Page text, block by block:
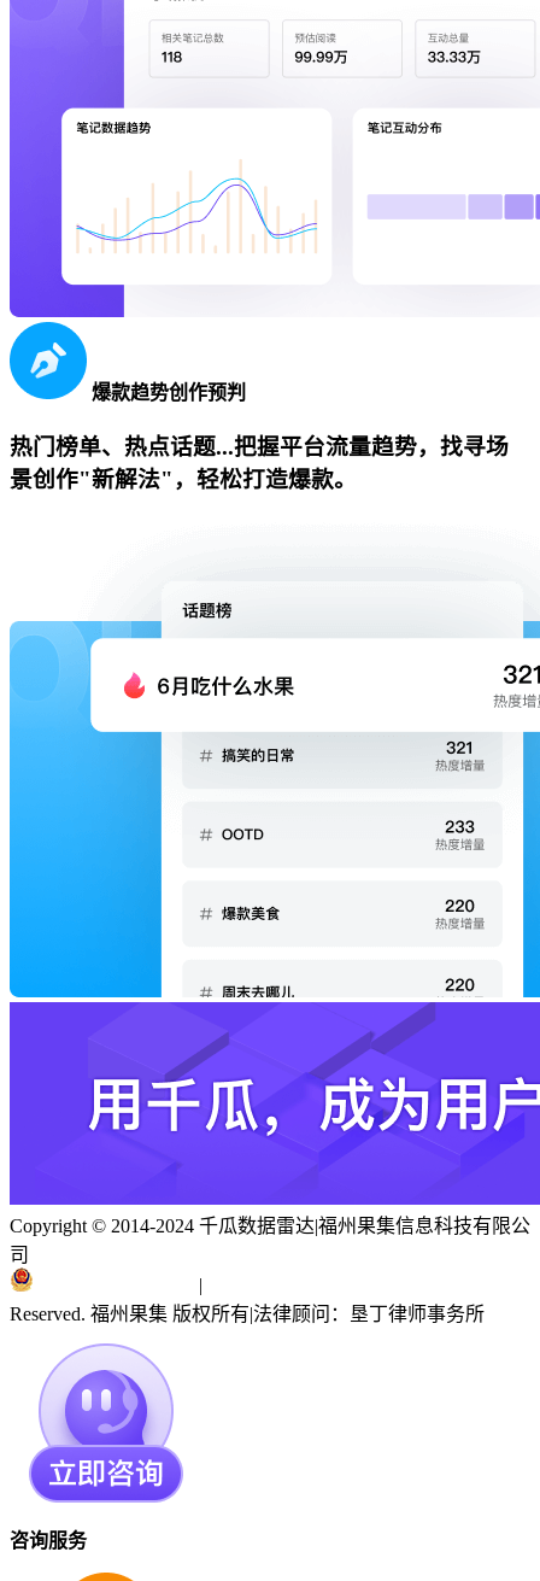
爆款趋势创作预判
热门榜单、热点话题...把握平台流量趋势，找寻场
景创作"新解法"，轻松打造爆款。
Copyright © 2014-2024 千瓜数据雷达|福州果集信息科技有限公
司
|
Reserved. 福州果集 版权所有|法律顾问：垦丁律师事务所
咨询服务